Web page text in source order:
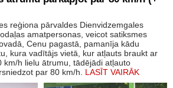
reģiona pārvaldes Dienvidzemgales
amatpersonas, veicot satiksmes
Cenu pagastā, pamanīja kādu
kura vadītājs vietā, kur atļauts braukt ar
km/h lielu ātrumu, tādējādi atļauto
par 80 km/h. LASĪT VAIRĀK